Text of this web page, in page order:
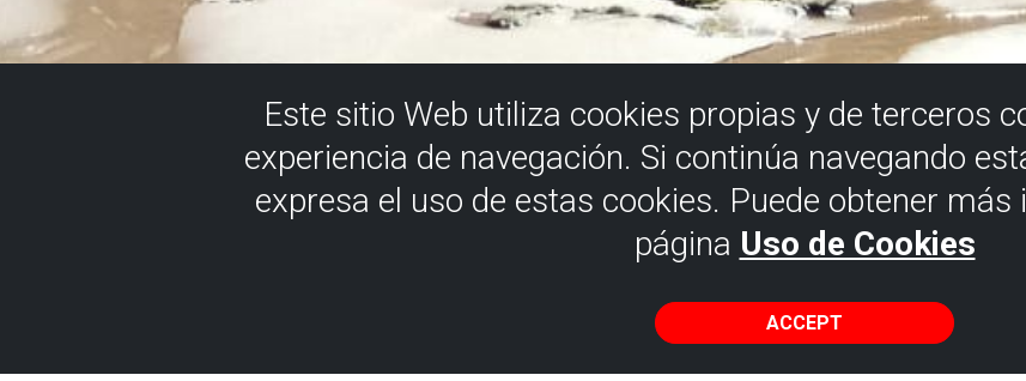
Este sitio Web utiliza cookies propias y de terceros
experiencia de navegación. Si continúa navegando
expresa el uso de estas cookies. Puede obtener
página Uso de Cookies
ACCEPT